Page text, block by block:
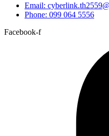
Email:
Phone: 099 064 5556
Facebook-f